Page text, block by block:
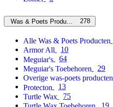
Was & Poets Producten 278
Alle Was & Poets Producten
Armor All
10
Meguiar's
64
Meguiar's Toebehoren
29
Overige was-poets producten
Protecton
13
Turtle Wax
75
19